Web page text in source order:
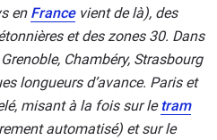
en Francevient de là), des
et des zones 30. Dans
Chambéry, Strasbourg
longueurs d’avance. Paris et
misant à la fois sur le tram
automatisé) et sur le